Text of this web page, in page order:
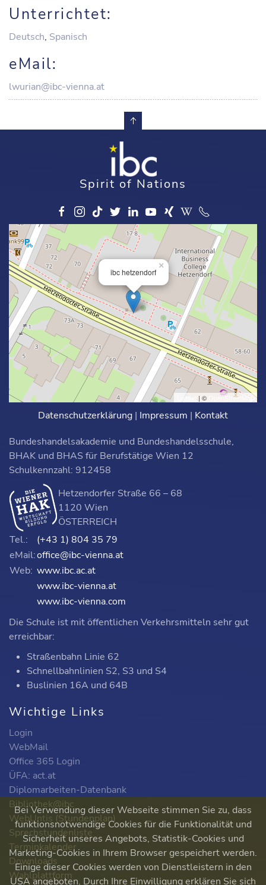
Unterrichtet:
Deutsch, Spanisch
eMail:
lwurian@ibc-vienna.at
Spirit of Nations
ibc hetzendorf
×
Leaflet | © OpenStreetMap
Datenschutzerklärung | Impressum | Kontakt
Bundeshandelsakademie und Bundeshandelsschule,
BHAK und BHAS für Berufstätige Wien 12
Schulkennzahl: 912458
Hetzendorfer Straße 66 – 68
1120 Wien
ÖSTERREICH
Tel.:
(+43 1) 804 35 79
eMail:office@ibc-vienna.at
Web: www.ibc.ac.at
www.ibc-vienna.at
www.ibc-vienna.com
Die Schule ist mit öffentlichen Verkehrsmitteln sehr gut
erreichbar:
Straßenbahn Linie 62
Schnellbahnlinien S2, S3 und S4
Buslinien 16A und 64B
Wichtige Links
Login
WebMail
Office 365 Login
ÜFA: act.at
Diplomarbeiten-Datenbank
Bibliothek@ibc
WebUntis (Stundenplan)
Sprechstundenliste
Terminkalender
Downloads
Wahlplattform
Bei Verwendung dieser Webseite stimmen Sie zu, dass
funktionsnotwendige Cookies für die Funktionalität und
Sicherheit unseres Angebots, Statistik-Cookies und
Marketing-Cookies in Ihrem Browser gespeichert werden.
Einige dieser Cookies werden von Dienstleistern in den
USA angeboten. Durch Ihre Einwilligung erklären Sie sich